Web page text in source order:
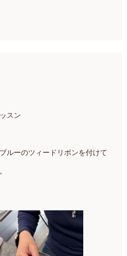
スン
ルーのツィードリボンを付けて